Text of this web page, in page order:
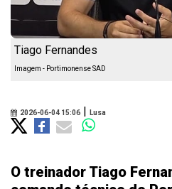
Tiago Fernandes
Imagem - Portimonense SAD
2026-06-04 15:06 | Lusa
O treinador Tiago